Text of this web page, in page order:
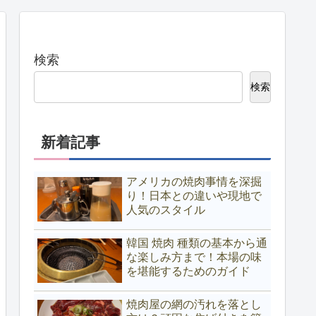
検索
検索
新着記事
アメリカの焼肉事情を深掘
り！日本との違いや現地で
人気のスタイル
韓国 焼肉 種類の基本から通
な楽しみ方まで！本場の味
を堪能するためのガイド
焼肉屋の網の汚れを落とし